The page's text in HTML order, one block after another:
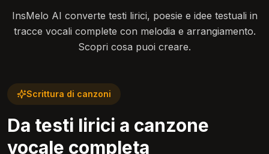
InsMelo AI converte testi lirici, poesie e idee testuali in
tracce vocali complete con melodia e arrangiamento.
Scopri cosa puoi creare.
Scrittura di canzoni
Da testi lirici a canzone
vocale completa